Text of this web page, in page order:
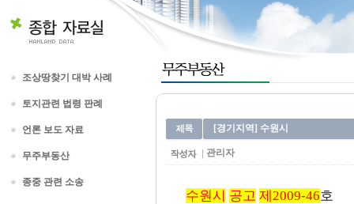
조상땅찾기 대박 사례
토지관련 법령 판례
언론 보도 자료
무주부동산
종중 관련 소송
[경기지역] 수원시
관리자
수원시 공고 제2009-46호